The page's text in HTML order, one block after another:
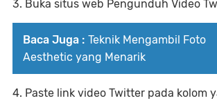
3. Buka situs web Pengunduh Video
Baca Juga : Teknik Mengambil Foto
Aesthetic yang Menarik
4. Paste link video Twitter pada kolom